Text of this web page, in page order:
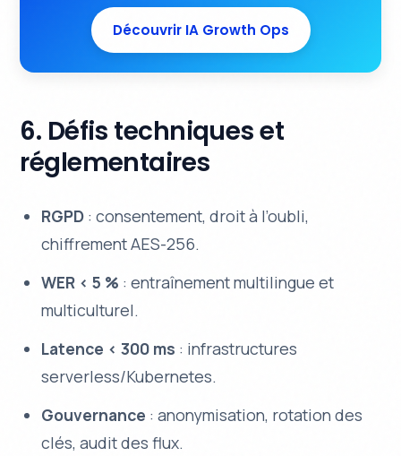
Découvrir IA Growth Ops
6. Défis techniques et
réglementaires
RGPD : consentement, droit à l’oubli,
chiffrement AES-256.
WER < 5 % : entraînement multilingue et
multiculturel.
Latence < 300 ms : infrastructures
serverless/Kubernetes.
Gouvernance : anonymisation, rotation des
clés, audit des flux.